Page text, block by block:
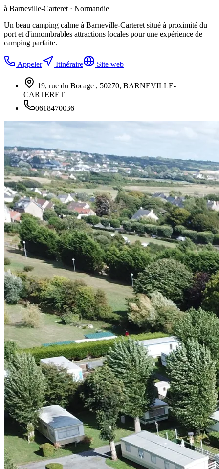
à Barneville-Carteret · Normandie
Un beau camping calme à Barneville-Carteret situé à proximité du
port et d'innombrables attractions locales pour une expérience de
camping parfaite.
Appeler Itinéraire Site web
19, rue du Bocage , 50270, BARNEVILLE-
CARTERET
0618470036